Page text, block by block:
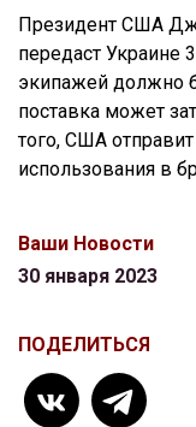
Президент США
передаст Украине
экипажей должно
поставка может
того, США
использования в
Ваши Новости
30 января 2023
ПОДЕЛИТЬСЯ